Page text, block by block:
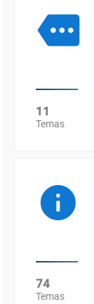
11
Temas
74
Temas